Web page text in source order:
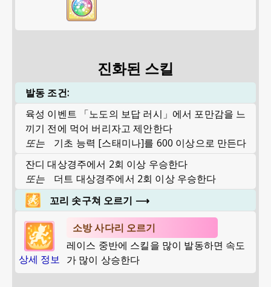
진화된 스킬
발동 조건:
육성 이벤트 「노도의 보답 러시」에서 포만감을 느
끼기 전에 먹어 버리자고 제안한다
또는
기초 능력 [스태미나]를 600 이상으로 만든다
잔디 대상경주에서 2회 이상 우승한다
또는
더트 대상경주에서 2회 이상 우승한다
꼬리 솟구쳐 오르기 ⟶
상세 정보
소방 사다리 오르기
레이스 중반에 스킬을 많이 발동하면 속도
가 많이 상승한다